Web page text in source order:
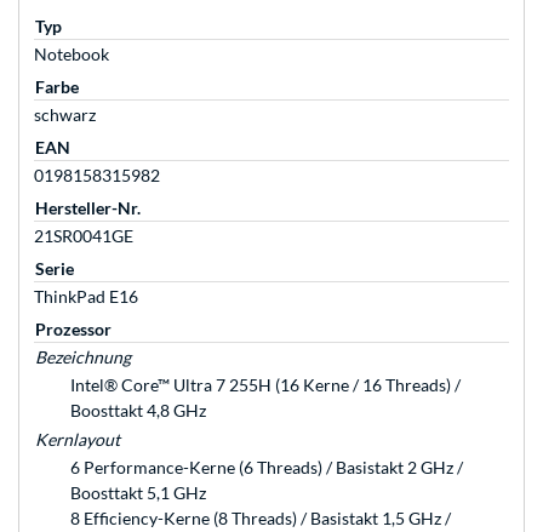
Typ
Notebook
Farbe
schwarz
EAN
0198158315982
Hersteller-Nr.
21SR0041GE
Serie
ThinkPad E16
Prozessor
Bezeichnung
Intel® Core™ Ultra 7 255H (16 Kerne / 16 Threads) /
Boosttakt 4,8 GHz
Kernlayout
6 Performance-Kerne (6 Threads) / Basistakt 2 GHz /
Boosttakt 5,1 GHz
8 Efficiency-Kerne (8 Threads) / Basistakt 1,5 GHz /